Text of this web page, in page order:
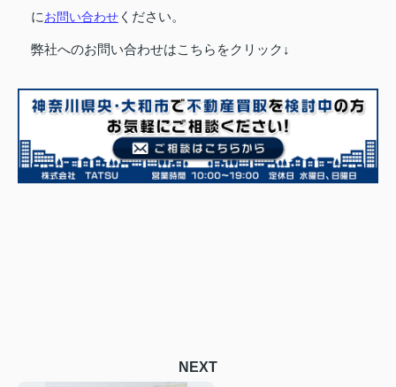
にお問い合わせ ください。
弊社へのお問い合わせはこちらをクリック↓
NEXT